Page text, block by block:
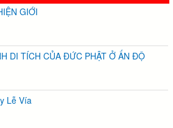
GIỚI
DI TÍCH CỦA ĐỨC PHẬT Ở ẤN ĐỘ
Lễ Vía